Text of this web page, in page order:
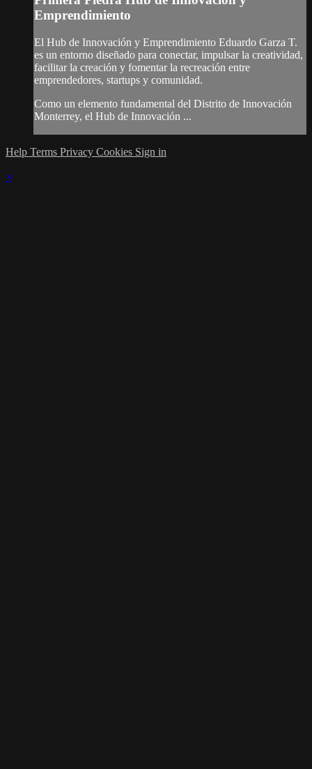
Emprendimiento
El Hub de Innovación y Emprendimiento Eduardo Garza T.
es un entorno diseñado para conectar, impulsar la creatividad,
facilitar la creación y fomentar la recreación entre
emprendedores, startups y comunidad.
Como un elemento fundamental del Distrito de Innovación
Monterrey, el Hub de Innovación ...
Help Terms Privacy Cookies Sign in
×